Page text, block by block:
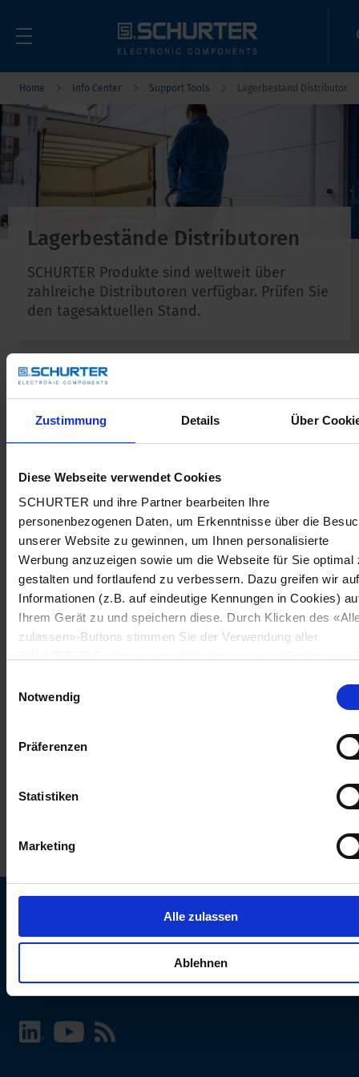
Zustimmung Details Über
Diese Webseite verwendet Cookies
SCHURTER und ihre Partner bearbeiten Ihre
personenbezogenen Daten, um Erkenntnisse über die
unserer Website zu gewinnen, um Ihnen personalisierte
Werbung anzuzeigen sowie um die Webseite für Sie optimal
gestalten und fortlaufend zu verbessern. Dazu greifen wir auf
Informationen (z.B. auf eindeutige Kennungen in Cookies)
Ihrem Gerät zu und speichern diese. Durch Klicken des
zulassen»-Buttons stimmen Sie der Verwendung aller
«Cookie-Einstellungen verwalten» am Seitenende klicken.
Einstellungen werden unseren Partnern gemeldet und haben
keinen Einfluss auf die Browserdaten. Weitere Informationen
erhalten Sie in unserer
Notwendig
Präferenzen
Statistiken
Marketing
Alle zulassen
Ablehnen
Home Info Center Support Tools Lagerbestand Distributor
Lagerbestände Distributoren
SCHURTER Produkte sind weltweit über
zahlreiche Distributoren verfügbar. Prüfen Sie
den tagesaktuellen Stand.
SCHURTER Webseite und Sprache wählen
INTERNATIONAL - Deutsch